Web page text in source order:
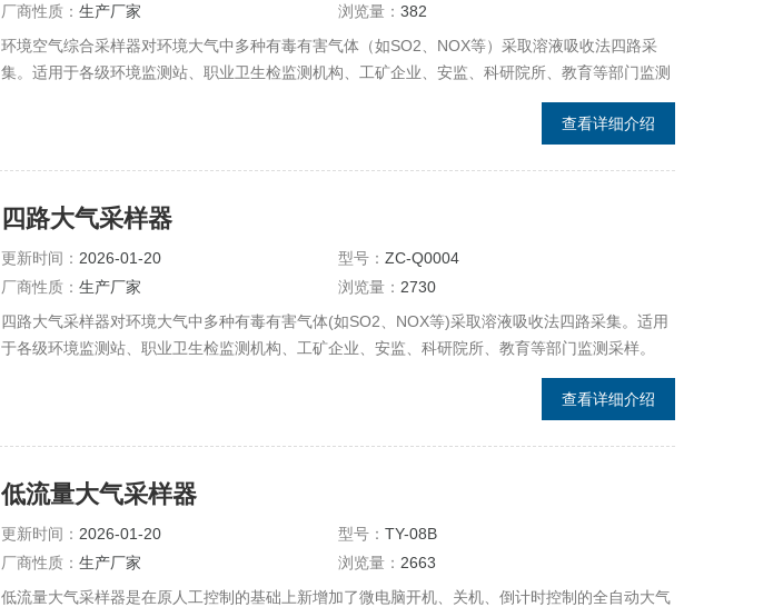
厂商性质： 生产厂家 浏览量： 382
环境空气综合采样器对环境大气中多种有毒有害气体（如SO2、NOX等）采取溶液吸收法四路采
集。适用于各级环境监测站、职业卫生检监测机构、工矿企业、安监、科研院所、教育等部门监测
查看详细介绍
四路大气采样器
更新时间： 2026-01-20 型号： ZC-Q0004
厂商性质： 生产厂家 浏览量： 2730
四路大气采样器对环境大气中多种有毒有害气体(如SO2、NOX等)采取溶液吸收法四路采集。适用
于各级环境监测站、职业卫生检监测机构、工矿企业、安监、科研院所、教育等部门监测采样。
查看详细介绍
低流量大气采样器
更新时间： 2026-01-20 型号： TY-08B
厂商性质： 生产厂家 浏览量： 2663
低流量大气采样器是在原人工控制的基础上新增加了微电脑开机、关机、倒计时控制的全自动大气